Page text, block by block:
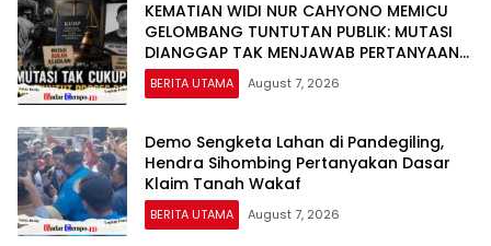
KEMATIAN WIDI NUR CAHYONO MEMICU
GELOMBANG TUNTUTAN PUBLIK: MUTASI
DIANGGAP TAK MENJAWAB PERTANYAAN
HUKUM, DESAKAN PROSES PIDANA
MENGUAT
BERITA UTAMA August 7, 2026
Demo Sengketa Lahan di Pandegiling,
Hendra Sihombing Pertanyakan Dasar
Klaim Tanah Wakaf
BERITA UTAMA August 7, 2026